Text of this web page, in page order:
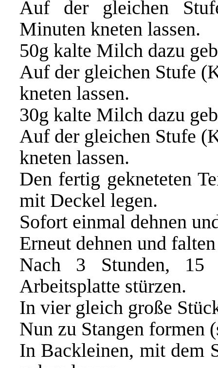
Auf der gleichen
Minuten kneten lassen.
50g kalte Milch dazu
Auf der gleichen Stufe
kneten lassen.
30g kalte Milch dazu
Auf der gleichen Stufe
kneten lassen.
Den fertig gekneteten
mit Deckel legen.
Sofort einmal dehnen
Erneut dehnen und
Nach 3 Stunden,
Arbeitsplatte stürzen.
In vier gleich große
Nun zu Stangen formen
In Backleinen, mit dem